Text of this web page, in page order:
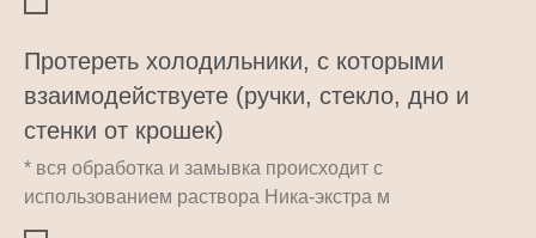
Протереть холодильники, с которыми
взаимодействуете (ручки, стекло, дно и
стенки от крошек)
* вся обработка и замывка происходит с
использованием раствора Ника-экстра м